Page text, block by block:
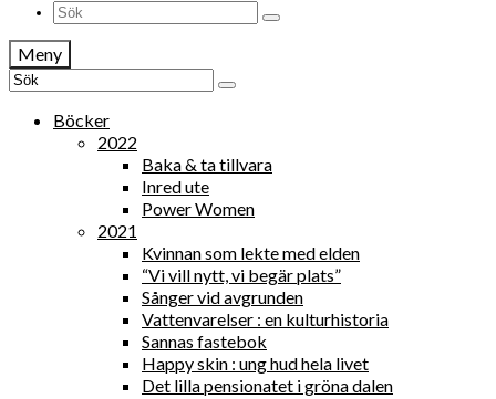
Search
Meny
Search
Böcker
2022
Baka & ta tillvara
Inred ute
Power Women
2021
Kvinnan som lekte med elden
“Vi vill nytt, vi begär plats”
Sånger vid avgrunden
Vattenvarelser : en kulturhistoria
Sannas fastebok
Happy skin : ung hud hela livet
Det lilla pensionatet i gröna dalen